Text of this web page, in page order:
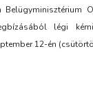
légi
12-én